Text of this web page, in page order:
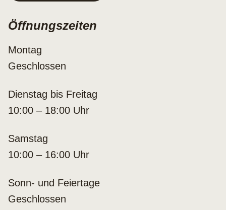
Öffnungszeiten
Montag
Geschlossen
Dienstag bis Freitag
10:00 – 18:00 Uhr
Samstag
10:00 – 16:00 Uhr
Sonn- und Feiertage
Geschlossen